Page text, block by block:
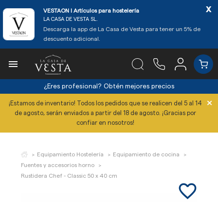
VESTAON l Artículos para hostelería
LA CASA DE VESTA SL.
Descarga la app de La Casa de Vesta para tener un 5% de
descuento adicional.
x

¿Eres profesional? Obtén mejores precios
¡Estamos de inventario! Todos los pedidos que se realicen del 5 al 14
de agosto, serán enviados a partir del 18 de agosto. ¡Gracias por
confiar en nosotros!
×
Equipamiento Hostelería
Equipamiento de cocina
Fuentes y accesorios horno
Rustidera Chef - Classic 50 x 40 cm
favorite_border